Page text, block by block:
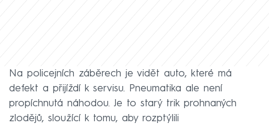
Na policejních záběrech je vidět auto, které má
defekt a přijíždí k servisu. Pneumatika ale není
propíchnutá náhodou. Je to starý trik prohnaných
zlodějů, sloužící k tomu, aby rozptýlili